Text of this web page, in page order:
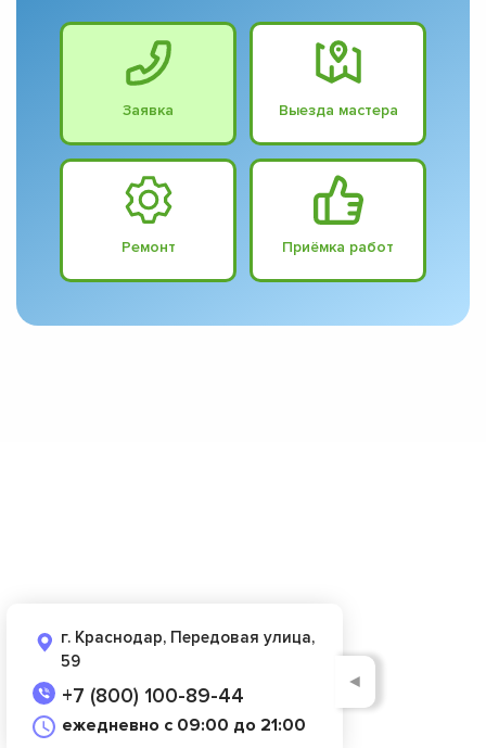
Заявка Выезда мастера
Ремонт Приёмка работ
г. Краснодар, Передовая улица,
59
+7 (800) 100-89-44
ежедневно с 09:00 до 21:00
◄